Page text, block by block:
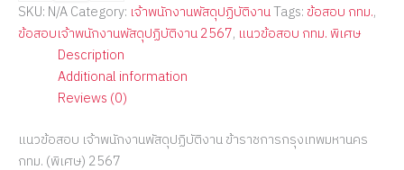
SKU: N/ACategory: เจ้าพนักงานพัสดุปฏิบัติงานTags: ข้อสอบ กทม.,
ข้อสอบเจ้าพนักงานพัสดุปฏิบัติงาน 2567, แนวข้อสอบ กทม. พิเศษ
Description
Additional information
Reviews (0)
แนวข้อสอบ เจ้าพนักงานพัสดุปฏิบัติงาน ข้าราชการกรุงเทพมหานคร
กทม. (พิเศษ) 2567